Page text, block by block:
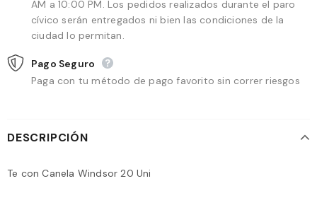
AM a 10:00 PM. Los pedidos realizados durante el paro
cívico serán entregados ni bien las condiciones de la
ciudad lo permitan.
Pago Seguro
Paga con tu método de pago favorito sin correr riesgos
DESCRIPCIÓN
Te con Canela Windsor 20 Uni